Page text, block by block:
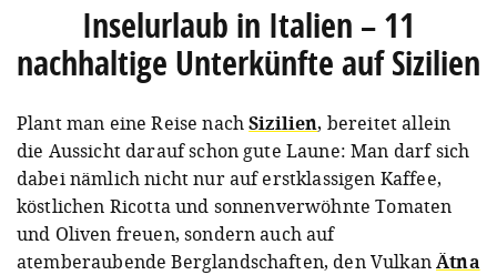
Inselurlaub in Italien – 11
nachhaltige Unterkünfte auf Sizilien
Plant man eine Reise nachSizilien, bereitet allein
die Aussicht darauf schon gute Laune: Man darf sich
dabei nämlich nicht nur auf erstklassigen Kaffee,
köstlichen Ricotta und sonnenverwöhnte Tomaten
und Oliven freuen, sondern auch auf
atemberaubende Berglandschaften, den VulkanÄtna